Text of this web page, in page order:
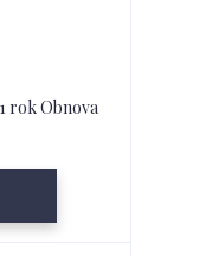
rok Obnova